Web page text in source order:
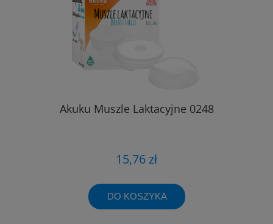
Akuku Muszle Laktacyjne 0248
15,76 zł
DO KOSZYKA